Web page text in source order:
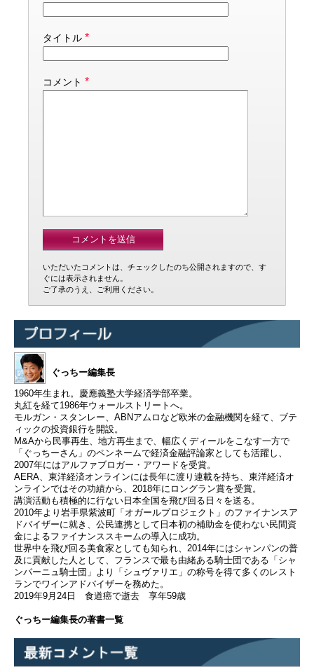
タイトル *
コメント *
いただいたコメントは、チェックしたのち公開されますので、す
ぐには表示されません。
ご了承のうえ、ご利用ください。
ぐっちー編集長
1960年生まれ。慶應義塾大学経済学部卒業。
丸紅を経て1986年ウォールストリートへ。
モルガン・スタンレー、ABNアムロなど欧米の金融機関を経て、ブテ
ィックの投資銀行を開設。
M&Aから民事再生、地方再生まで、幅広くディールをこなす一方で
「ぐっちーさん」のペンネームで経済金融評論家としても活躍し、
2007年にはアルファブロガー・アワードを受賞。
AERA、東洋経済オンラインには長年に渡り連載を持ち、東洋経済オ
ンラインではその功績から、2018年にロングラン賞を受賞。
講演活動も積極的に行ない日本全国を飛び回る日々を送る。
2010年より岩手県紫波町「オガールプロジェクト」のファイナンスア
ドバイザーに就き、公民連携として日本初の補助金を使わない民間資
金によるファイナンススキームの導入に成功。
世界中を飛び回る美食家としても知られ、2014年にはシャンパンの普
及に貢献した人として、フランスで最も由緒ある騎士団である「シャ
ンパーニュ騎士団」より「シュヴァリエ」の称号を得て多くのレスト
ランでワインアドバイザーを務めた。
2019年9月24日 食道癌で逝去 享年59歳
ぐっちー編集長の著書一覧